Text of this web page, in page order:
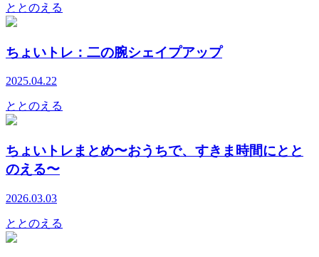
ととのえる
ちょいトレ：二の腕シェイプアップ
2025.04.22
ととのえる
ちょいトレまとめ〜おうちで、すきま時間にとと
のえる〜
2026.03.03
ととのえる